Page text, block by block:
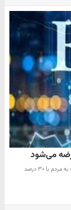
یک عضو هیات رییسه مجلس از آغاز عرضه «صندوق دارا دوم» به مردم با ۳۰ درصد